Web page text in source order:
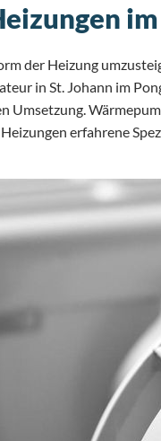
der Heizung
in St. Johann im
Umsetzung.
Heizungen erfahrene